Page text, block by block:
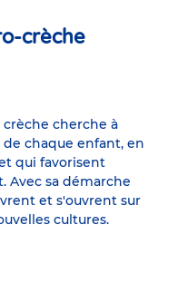
crèche
cherche à
chaque enfant, en
qui favorisent
Avec sa démarche
et s'ouvrent sur
cultures.